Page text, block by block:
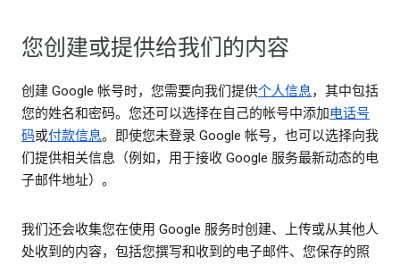
您创建或提供给我们的内容
创建 Google 帐号时，您需要向我们提供个人信息，其中包括
您的姓名和密码。您还可以选择在自己的帐号中添加电话号
码或付款信息。即使您未登录 Google 帐号，也可以选择向我
们提供相关信息（例如，用于接收 Google 服务最新动态的电
子邮件地址）。
我们还会收集您在使用 Google 服务时创建、上传或从其他人
处收到的内容，包括您撰写和收到的电子邮件、您保存的照